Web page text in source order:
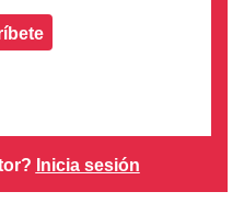
Inicia sesión